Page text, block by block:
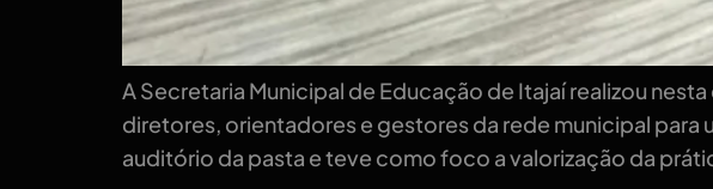
A Secretaria Municipal de Educação de Itajaí realizou
diretores, orientadores e gestores da rede municipal
auditório da pasta e teve como foco a valorização da